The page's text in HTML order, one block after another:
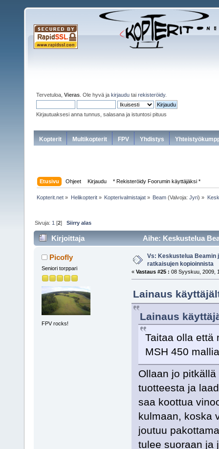
Tervetuloa, Vieras . Ole hyvä ja kirjaudu tai rekisteröidy.
Kirjautuaksesi anna tunnus, salasana ja istuntosi pituus
Kopterit Multikopterit FPV Yhdistys
Etusivu Ohjeet Kirjaudu * Rekisteröidy Foorumin käyttäjäksi *
Kopterit.net » Helikopterit» Kopterivalmistajat» Beam (Valvoja:Jyri) »
Sivuja: 1 [2]Siirry alas
Kirjoittaja
Aihe: Keskustelua
39120 kertaa)
Picofly
Seniori torppari
FPV rocks!
Vs: Keskustelua Beamin
ratkaisujen kopioinnista
« Vastaus #25 : 08 Syyskuu, 2009,
Lainaus
Lainaus
Taitaa olla että
MSH 450
Ollaan jo
tuotteesta ja
saa koottua
kulmaan, koska
joutuu
tulee suoraan ja